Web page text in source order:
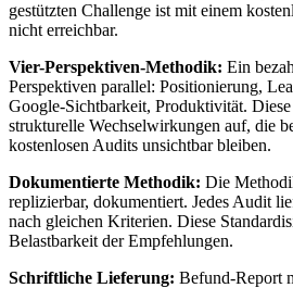
gestützten Challenge ist mit einem
nicht erreichbar.
Vier-Perspektiven-Methodik: Ein
Perspektiven parallel: Positionierung,
Google-Sichtbarkeit, Produktivität.
strukturelle Wechselwirkungen auf, die
kostenlosen Audits unsichtbar bleiben.
Dokumentierte Methodik: Die
replizierbar, dokumentiert. Jedes Audit
nach gleichen Kriterien. Diese
Belastbarkeit der Empfehlungen.
Schriftliche Lieferung: Befund-Report